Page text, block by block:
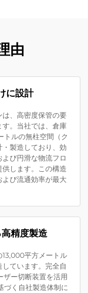
由
に設計
、高密度保管の要
。当社では、倉庫
トルの無柱空間（ク
製造しており、効
び円滑な物流フロ
します。この構造
び流通効率が最大
精度製造
平方メートル
ています。完全自
ザー切断装置を活用
づく自社製造体制に